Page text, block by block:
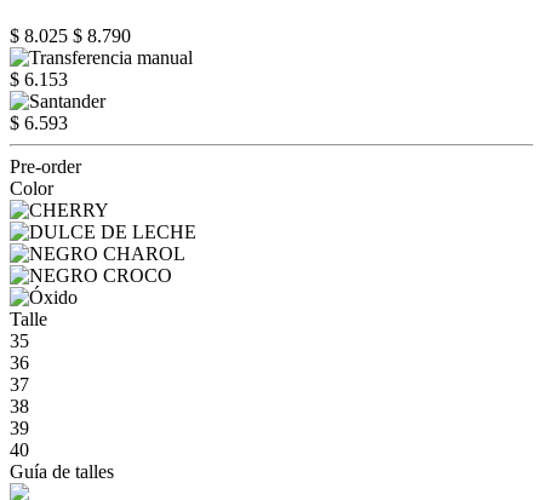
$ 8.025 $ 8.790
$ 6.153
$ 6.593
Pre-order
Color
Talle
35
36
37
38
39
40
Guía de talles